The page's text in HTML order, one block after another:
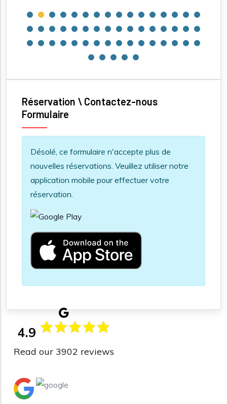
Réservation \ Contactez-nous
Formulaire
Information message
Désolé, ce formulaire n'accepte plus de
nouvelles réservations. Veuillez utiliser notre
application mobile pour effectuer votre
réservation.
4.9
Read our 3902 reviews